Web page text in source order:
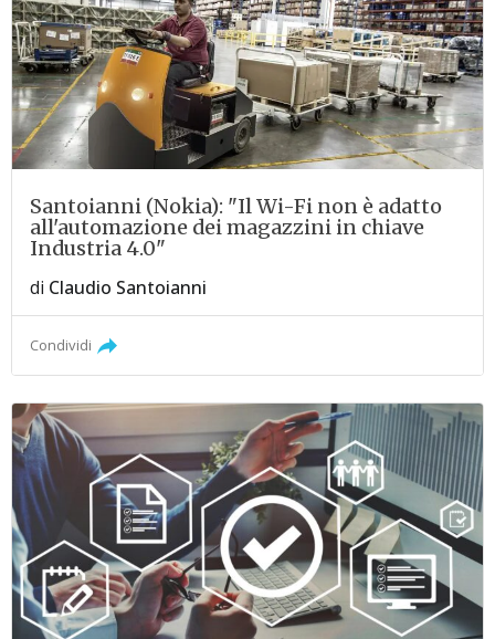
Santoianni (Nokia): "Il Wi-Fi non è adatto
all'automazione dei magazzini in chiave
Industria 4.0"
di Claudio Santoianni
Condividi